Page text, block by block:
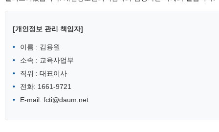
[개인정보 관리 책임자]
이름 : 김용원
소속 : 교육사업부
직위 : 대표이사
전화: 1661-9721
E-mail: fcti@daum.net